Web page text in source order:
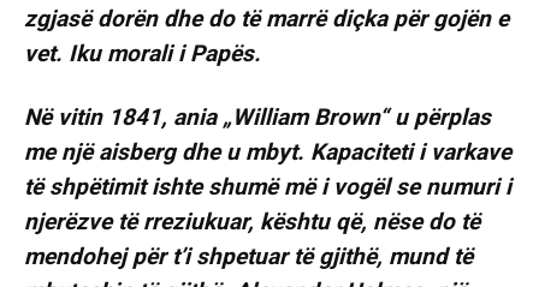
zgjasë dorën dhe do të marrë diçka për gojën e
vet. Iku morali i Papës.
Në vitin 1841, ania „William Brown“ u përplas
me një aisberg dhe u mbyt. Kapaciteti i varkave
të shpëtimit ishte shumë më i vogël se numuri i
njerëzve të rreziukuar, kështu që, nëse do të
mendohej për t’i shpetuar të gjithë, mund të